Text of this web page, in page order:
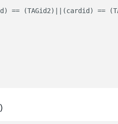
== (TAGid2)||(cardid) ==